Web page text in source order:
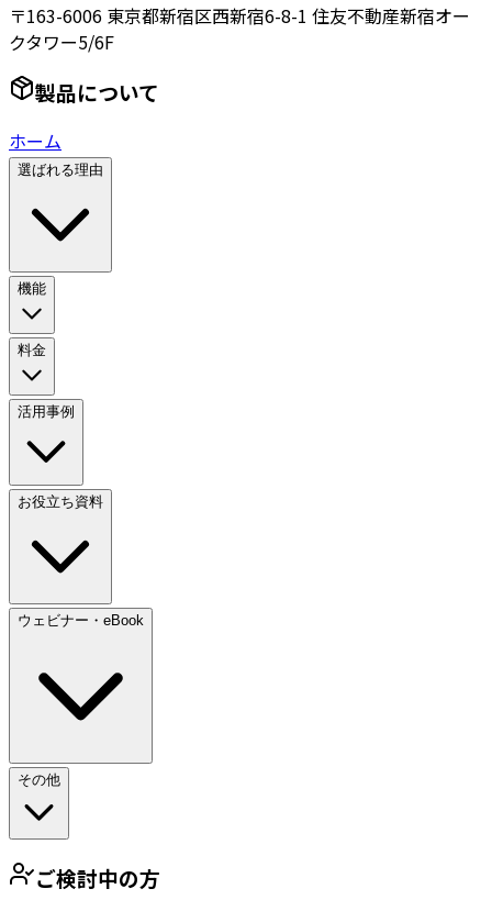
〒163-6006 東京都新宿区西新宿6-8-1 住友不動産新宿オー
クタワー5/6F
製品について
ホーム
選ばれる理由
機能
料金
活用事例
お役立ち資料
ウェビナー・eBook
その他
ご検討中の方